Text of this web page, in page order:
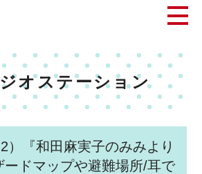
オステーション
）『和田麻実子のみみより
ードマップや避難場所/耳で